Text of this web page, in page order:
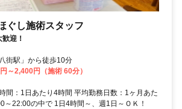
ぐし施術スタッフ
迎！
街駅」から徒歩10分
～2,400円（施術 60分）
間：1日あたり4時間 平均勤務日数：1ヶ月あた
～22:00の中で 1日4時間～、週1日～ＯＫ！